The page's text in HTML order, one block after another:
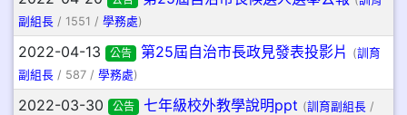
副組長 / 1551 / 學務處)
2022-04-13 公告 第25屆自治市長政見發表投影片 (訓育
副組長 / 587 / 學務處)
2022-03-30 公告 七年級校外教學說明ppt (訓育副組長/